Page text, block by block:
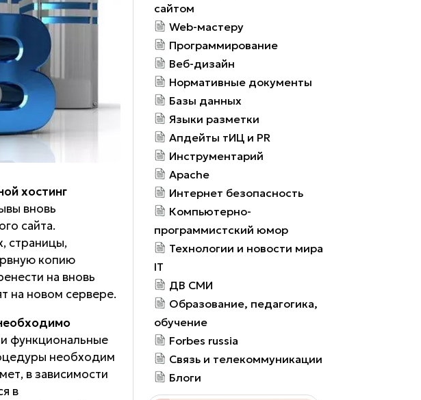
хостинг
вновь
сайта.
страницы,
копию
на вновь
на новом сервере.
функциональные
необходим
в зависимости
в
сайтом
Web-мастеру
Программирование
Веб-дизайн
Нормативные документы
Базы данных
Языки разметки
Апдейты тИЦ и PR
Инструментарий
Apache
Интернет безопасность
Компьютерно-
программистский юмор
Технологии и новости мира
IT
ДВ СМИ
Образование, педагогика,
обучение
Forbes russia
Связь и телекоммуникации
Блоги